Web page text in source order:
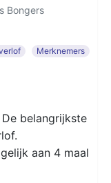
Bongers
Merknemers
belangrijkste
aan 4 maal